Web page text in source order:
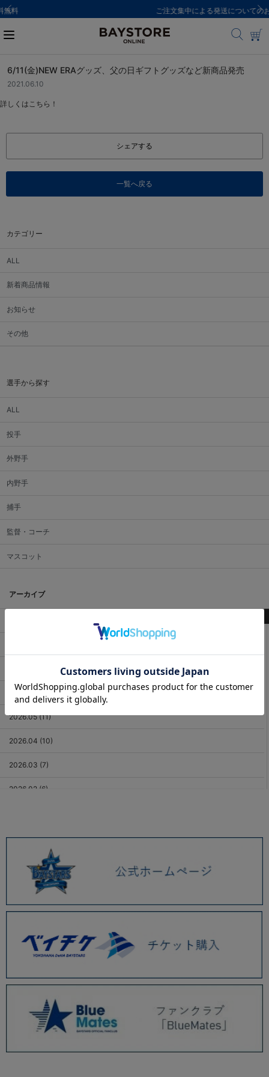
ご注文集中による発送についてのお知らせ
カテゴリー
ALL
新着商品情報
お知らせ
その他
選手から探す
ALL
投手
外野手
内野手
捕手
監督・コーチ
マスコット
アーカイブ
2026.06 (12)
2026.05 (11)
2026.04 (10)
2026.03 (7)
2026.02 (6)
2025.12 (3)
2025.11 (6)
2025.10 (5)
2025.09 (5)
2025.08 (6)
2025.07 (6)
2025.05 (9)
2025.04 (9)
2025.03 (9)
6/11(金)NEW ERAグッズ、父の日ギフトグッズなど新商品発売
2021.06.10
詳しくはこちら！
シェアする
一覧へ戻る